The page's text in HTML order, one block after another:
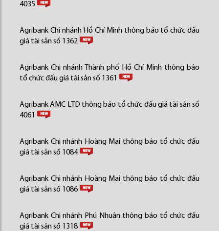
4035
Agribank Chi nhánh Hồ Chí Minh thông báo tổ chức đấu
giá tài sản số 1362
Agribank Chi nhánh Thành phố Hồ Chí Minh thông báo
tổ chức đấu giá tài sản số 1361
Agribank AMC LTD thông báo tổ chức đấu giá tài sản số
4061
Agribank Chi nhánh Hoàng Mai thông báo tổ chức đấu
giá tài sản số 1084
Agribank Chi nhánh Hoàng Mai thông báo tổ chức đấu
giá tài sản số 1086
Agribank Chi nhánh Phú Nhuận thông báo tổ chức đấu
giá tài sản số 1318